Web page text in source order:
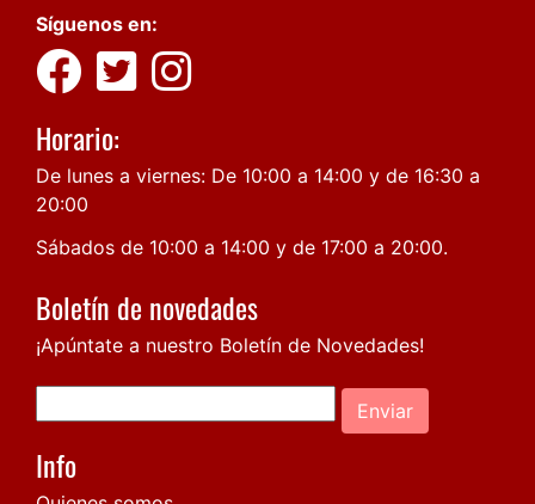
Síguenos en:
Horario:
De lunes a viernes: De 10:00 a 14:00 y de 16:30 a
20:00
Sábados de 10:00 a 14:00 y de 17:00 a 20:00.
Boletín de novedades
¡Apúntate a nuestro Boletín de Novedades!
Enviar
Info